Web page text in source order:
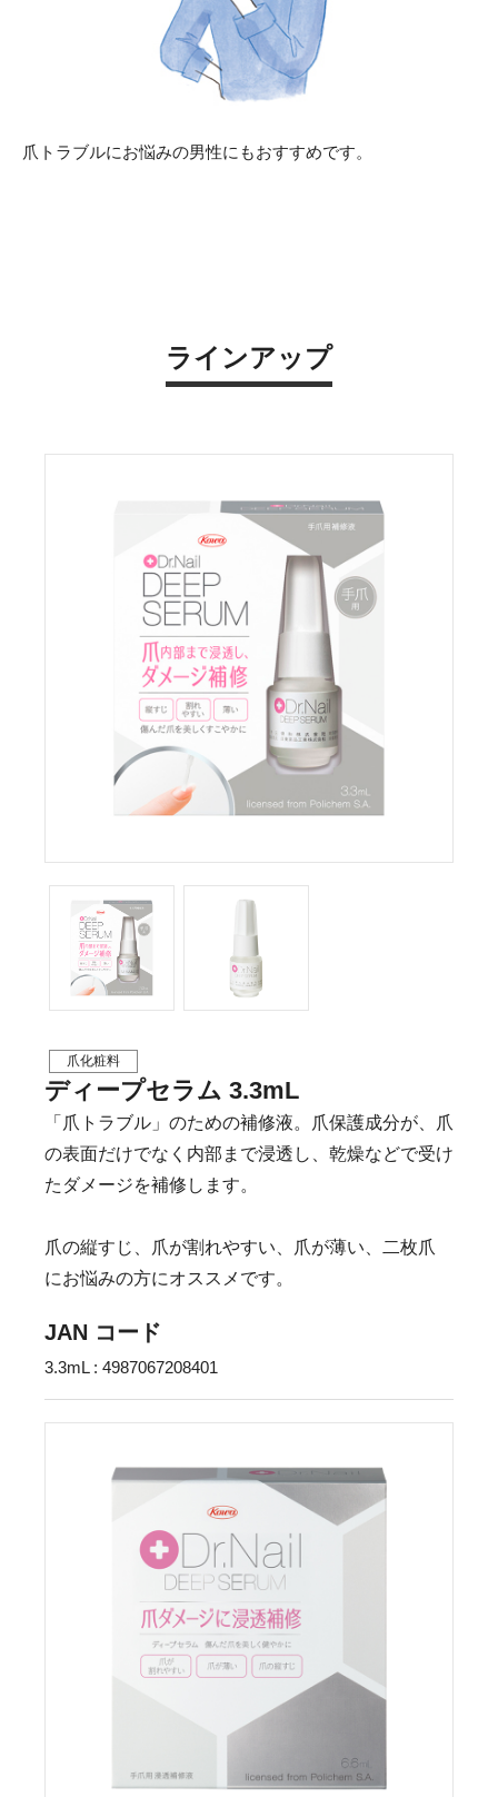
爪トラブルにお悩みの男性にもおすすめです。
ラインアップ
爪化粧料
ディープセラム 3.3mL
「爪トラブル」のための補修液。爪保護成分が、爪
の表面だけでなく内部まで浸透し、乾燥などで受け
たダメージを補修します。
爪の縦すじ、爪が割れやすい、爪が薄い、二枚爪
にお悩みの方にオススメです。
JAN コード
3.3mL : 4987067208401